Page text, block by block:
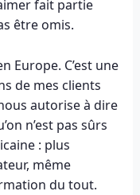
fait partie
être omis.
Europe. C’est une
de mes clients
autorise à dire
n’est pas sûrs
: plus
même
du tout.